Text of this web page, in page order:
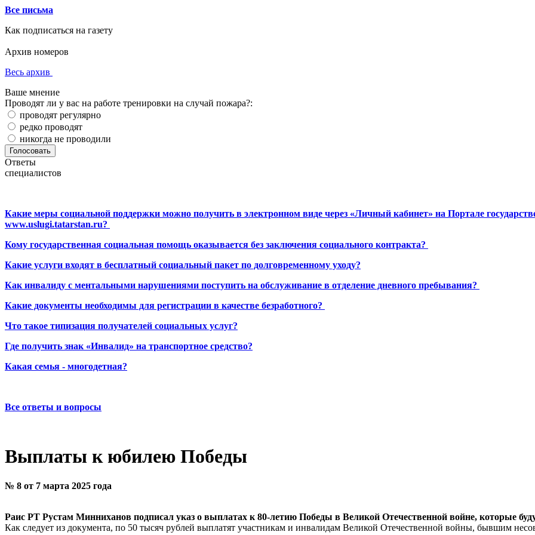
Все письма
Как подписаться на газету
Архив номеров
Весь архив
Ваше мнение
Проводят ли у вас на работе тренировки на случай пожара?:
проводят регулярно
редко проводят
никогда не проводили
Ответы
специалистов
Какие меры социальной поддержки можно получить в электронном виде через «Личный кабинет» на Портале
www.uslugi.tatarstan.ru?
Кому государственная социальная помощь оказывается без заключения социального контракта?
Какие услуги входят в бесплатный социальный пакет по долговременному уходу?
Как инвалиду с ментальными нарушениями поступить на обслуживание в отделение дневного пребывания?
Какие документы необходимы для регистрации в качестве безработного?
Что такое типизация получателей социальных услуг?
Где получить знак «Инвалид» на транспортное средство?
Какая семья - многодетная?
Все ответы и вопросы
Выплаты к юбилею Победы
№ 8 от 7 марта 2025 года
Раис РТ Рустам Минниханов подписал указ о выплатах к 80-летию Победы в Великой Отечественной войне, которые
Как следует из документа, по 50 тысяч рублей выплатят участникам и инвалидам Великой Отечественной войны, бывшим